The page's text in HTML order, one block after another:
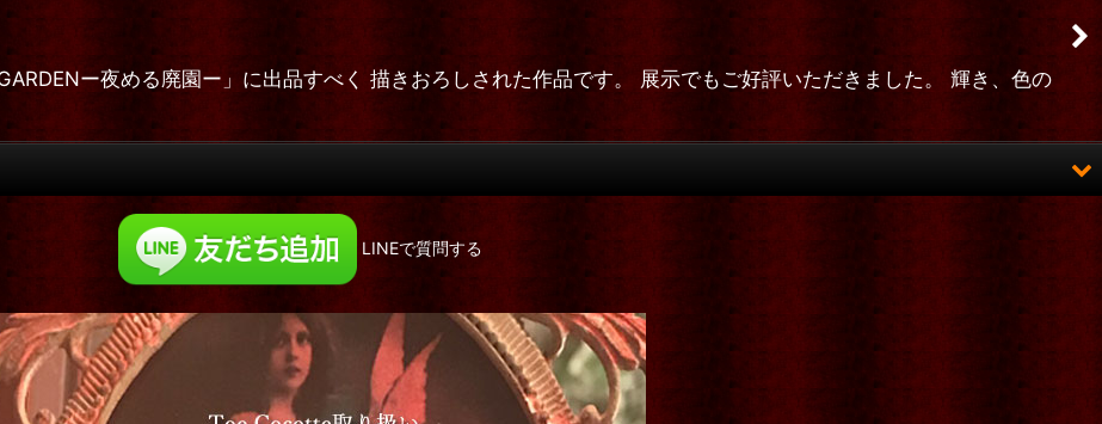
ー夜める廃園ー」に出品すべく 描きおろしされた作品です。 展示でもご好評いただきました。 輝き、色の
LINEで質問する